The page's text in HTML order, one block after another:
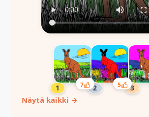
7 5
Näytä kaikki →